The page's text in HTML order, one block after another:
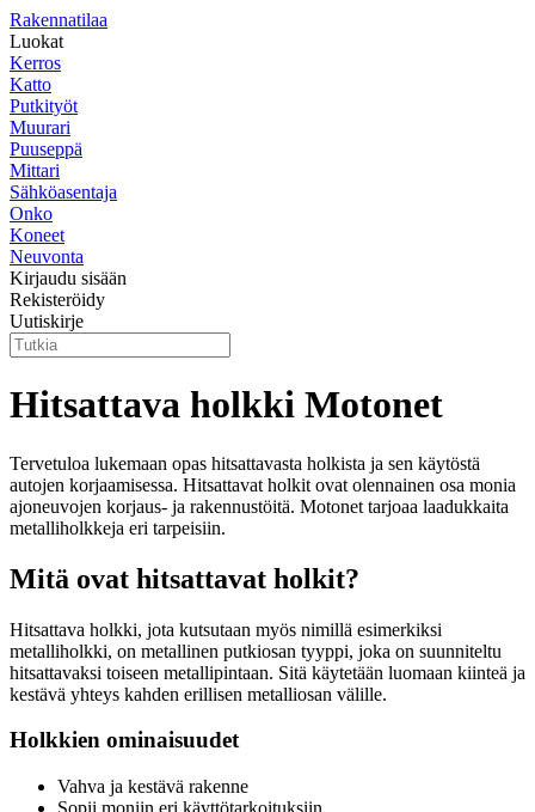
Rakennatilaa
Luokat
Kerros
Katto
Putkityöt
Muurari
Puuseppä
Mittari
Sähköasentaja
Onko
Koneet
Neuvonta
Kirjaudu sisään
Rekisteröidy
Uutiskirje
Hitsattava holkki Motonet
Tervetuloa lukemaan opas hitsattavasta holkista ja sen käytöstä
autojen korjaamisessa. Hitsattavat holkit ovat olennainen osa monia
ajoneuvojen korjaus- ja rakennustöitä. Motonet tarjoaa laadukkaita
metalliholkkeja eri tarpeisiin.
Mitä ovat hitsattavat holkit?
Hitsattava holkki, jota kutsutaan myös nimillä esimerkiksi
metalliholkki, on metallinen putkiosan tyyppi, joka on suunniteltu
hitsattavaksi toiseen metallipintaan. Sitä käytetään luomaan kiinteä ja
kestävä yhteys kahden erillisen metalliosan välille.
Holkkien ominaisuudet
Vahva ja kestävä rakenne